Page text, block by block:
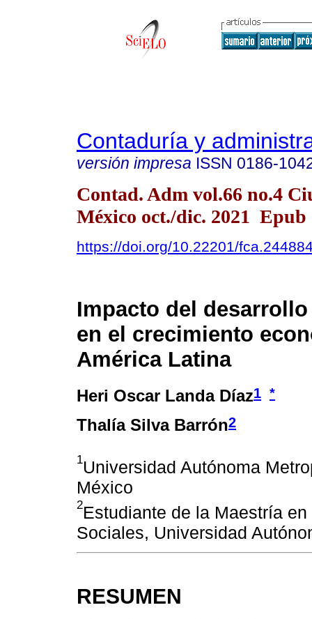
Contaduría y
versión impresa ISSN 0186-
Contad. Adm vol.66 no.4
México oct./dic. 2021 Epub
https://doi.org/10.22201/
Impacto del
en el crecimiento
América Latina
Heri Oscar Landa Díaz1 *
Thalía Silva Barrón2
1Universidad Autónoma
México
2Estudiante de la Maestría
Sociales, Universidad
RESUMEN